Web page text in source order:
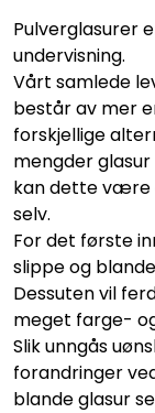
Pulverglasurer
undervisning.
Vårt samlede
består av mer
forskjellige
mengder glasur
kan dette være
selv.
For det første
slippe og
Dessuten vil
meget farge-
Slik unngås
forandringer
blande glasur